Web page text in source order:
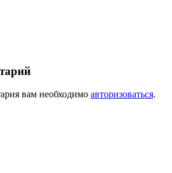
вам необходимо авторизоваться.